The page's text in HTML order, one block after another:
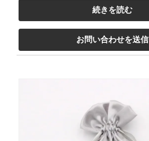
続きを読む
お問い合わせを送信